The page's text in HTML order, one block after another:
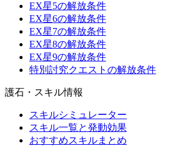
EX星5の解放条件
EX星6の解放条件
EX星7の解放条件
EX星8の解放条件
EX星9の解放条件
特別討究クエストの解放条件
護石・スキル情報
スキルシミュレーター
スキル一覧と発動効果
おすすめスキルまとめ